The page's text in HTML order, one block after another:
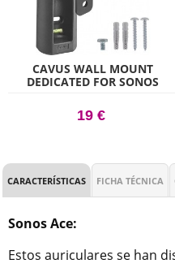
CAVUS WALL MOUNT
DEDICATED FOR SONOS
19 €
CARACTERÍSTICAS FICHA TÉCNICA
Sonos Ace:
Estos auriculares se han